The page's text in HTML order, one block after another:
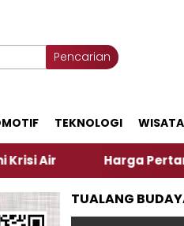
Pencarian
TEKNOLOGI WISATA
Harga Pertamax Turun
TUALANG